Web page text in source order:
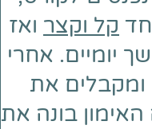
קל וקצר